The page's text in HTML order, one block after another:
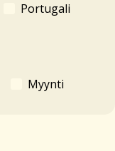
Portugali
Myynti